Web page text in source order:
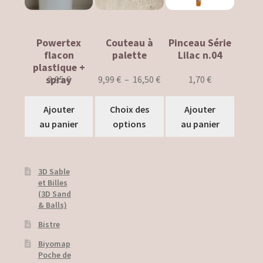
Payment
Politique de confidentialité
Politique de cookies
Privacy Policy
Tutorials
How to Use
Videos
Powertex
flacon
plastique +
spray
2,95€
Ajouter
au panier
Couteau à
palette
9,99€ – 16,50€Plage
9,99 €
à
Choix des
options
produit
Pinceau Série
Lilac n.04
1,70€
Ajouter
au panier
3D Sable
et Billes
(3D Sand
& Balls)
Bistre
Biyomap
Poche de